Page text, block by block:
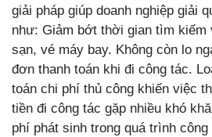
giải pháp giúp doanh nghiệp giải
như: Giảm bớt thời gian tìm kiếm
sạn, vé máy bay. Không còn lo
đơn thanh toán khi đi công tác.
toán chi phí thủ công khiến việc
tiền đi công tác gặp nhiều khó
phí phát sinh trong quá trình